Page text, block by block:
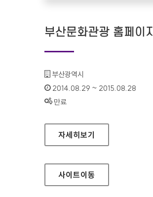
부산문화관광 홈페이지
기관명 :
부산광역시
인증기간 :
2014.08.29 ~ 2015.08.28
상태 :
만료
부산문화관광 홈페이지
자세히보기
사이트이동